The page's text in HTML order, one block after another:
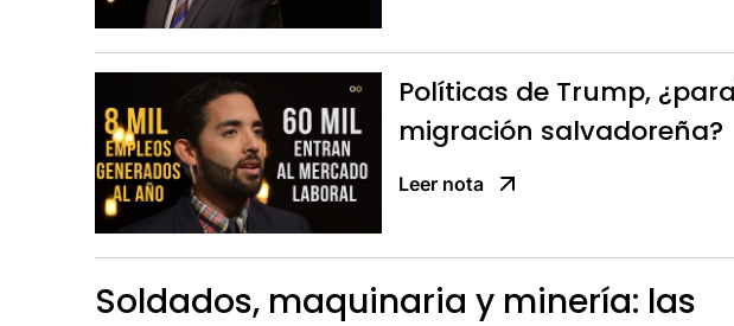
Políticas de Trump,
migración salvadoreña?
Leer nota
Soldados, maquinaria y minería: las